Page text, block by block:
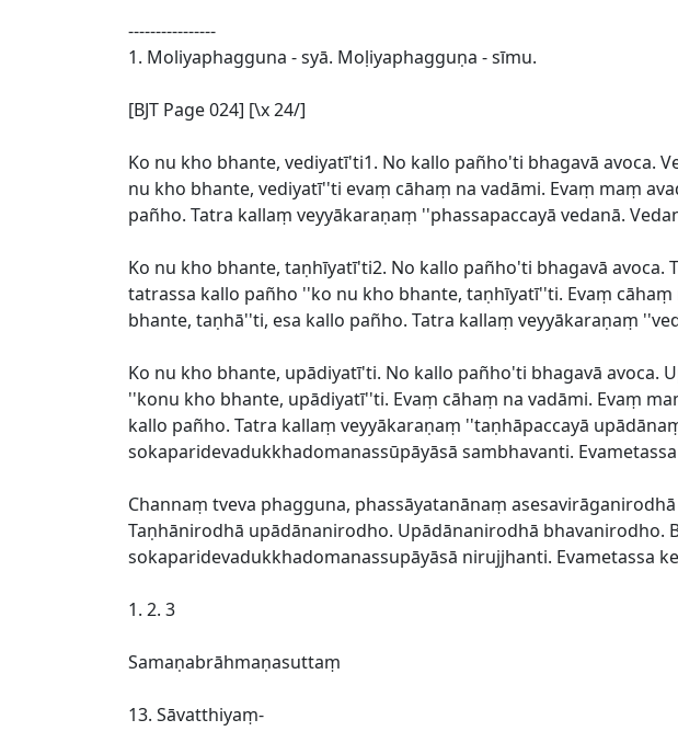
----------------
1. Moliyaphagguna - syā. Moḷiyaphagguṇa - sīmu.
[BJT Page 024] [\x 24/]
Ko nu kho bhante, vediyatī'ti1. No kallo pañho'ti bhagavā avoca.
nu kho bhante, vediyatī''ti evaṃ cāhaṃ na vadāmi. Evaṃ maṃ
pañho. Tatra kallaṃ veyyākaraṇaṃ ''phassapaccayā vedanā.
Ko nu kho bhante, taṇhīyatī'ti2. No kallo pañho'ti bhagavā avoca.
tatrassa kallo pañho ''ko nu kho bhante, taṇhīyatī''ti. Evaṃ
bhante, taṇhā''ti, esa kallo pañho. Tatra kallaṃ veyyākaraṇaṃ
Ko nu kho bhante, upādiyatī'ti. No kallo pañho'ti bhagavā avoca.
''konu kho bhante, upādiyatī''ti. Evaṃ cāhaṃ na vadāmi. Evaṃ
kallo pañho. Tatra kallaṃ veyyākaraṇaṃ ''taṇhāpaccayā
sokaparidevadukkhadomanassūpāyāsā sambhavanti.
Channaṃ tveva phagguna, phassāyatanānaṃ
Taṇhānirodhā upādānanirodho. Upādānanirodhā bhavanirodho.
sokaparidevadukkhadomanassupāyāsā nirujjhanti. Evametassa
1. 2. 3
Samaṇabrāhmaṇasuttaṃ
13. Sāvatthiyaṃ-